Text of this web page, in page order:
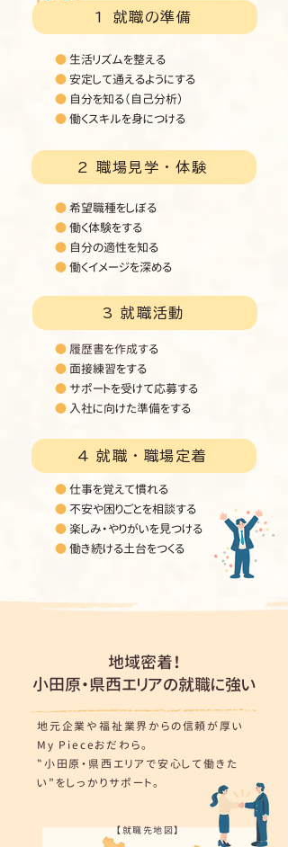
● 生活リズムを整える
● 安定して通えるようにする
● 自分を知る（自己分析）
●働くスキルを身につける
1 就職の準備
●希望職種をしぼる
●働く体験をする
● 自分の適性を知る
●働くイメージを深める
2 職場見学・体験
●履歴書を作成する
● 面接練習をする
● サポートを受けて応募する
● 入社に向けた準備をする
3 就職活動
●仕事を覚えて慣れる
● 不安や困りごとを相談する
● 楽しみ・やりがいを見つける
●働き続ける土台をつくる
4 就職・職場定着
地域密着！
小田原・県西エリアの就職に強い
地元企業や福祉業界からの信頼が厚い
My Pieceおだわら。
‟小田原・県西エリアで安心して働きた
い”をしっかりサポート。
【就職先地図】